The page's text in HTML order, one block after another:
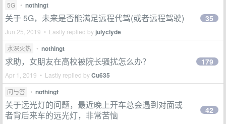
5G
• nothingt
关于 5G，未来是否能满足远程代驾(或者远程驾驶)
Jun 25, 2019 • Lastly replied by julyclyde
35
水深火热 • nothingt
求助，女朋友在高校被院长骚扰怎么办？
Apr 1, 2019 • Lastly replied byCu635
179
问与答 • nothingt
关于远光灯的问题，最近晚上开车总会遇到对面或
者背后来车的远光灯，非常苦恼
42